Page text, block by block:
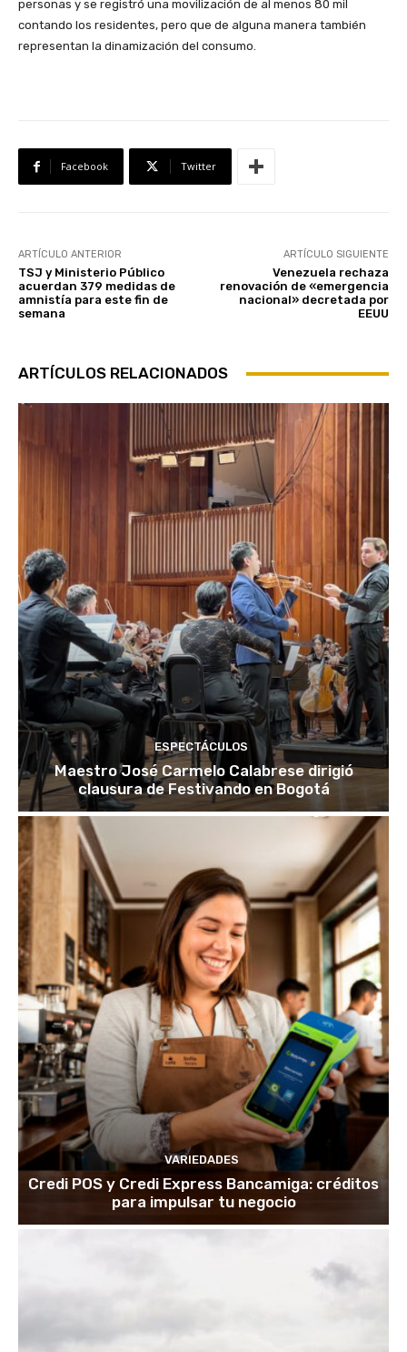
personas y se registró una movilización de al menos 80 mil
contando los residentes, pero que de alguna manera también
representan la dinamización del consumo.
Facebook Twitter
ARTÍCULO ANTERIOR
TSJ y Ministerio Público
acuerdan 379 medidas de
amnistía para este fin de
semana
ARTÍCULO SIGUIENTE
Venezuela rechaza
renovación de «emergencia
nacional» decretada por
EEUU
ARTÍCULOS RELACIONADOS
ESPECTÁCULOS
Maestro José Carmelo Calabrese dirigió
clausura de Festivando en Bogotá
VARIEDADES
Credi POS y Credi Express Bancamiga: créditos
para impulsar tu negocio